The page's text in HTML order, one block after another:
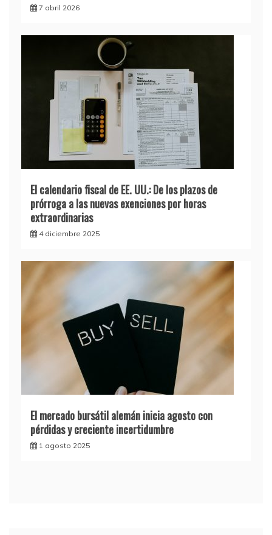
7 abril 2026
El calendario fiscal de EE. UU.: De los plazos de
prórroga a las nuevas exenciones por horas
extraordinarias
4 diciembre 2025
El mercado bursátil alemán inicia agosto con
pérdidas y creciente incertidumbre
1 agosto 2025